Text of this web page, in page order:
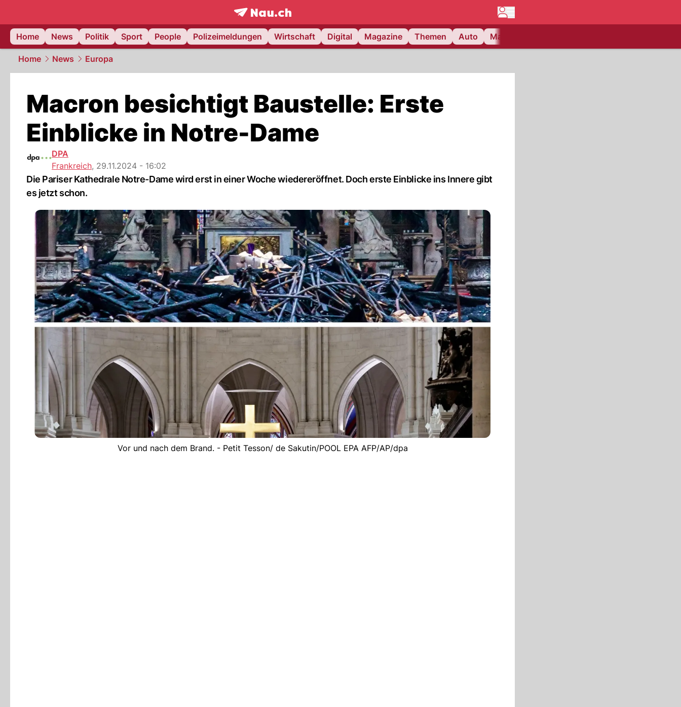
frontpage.NAU.ch
Home
News Politik Sport People Polizeimeldungen Wirtschaft Digital Magazine Themen Auto Matchcenter
Home News Europa
Macron besichtigt Baustelle: Erste
Einblicke in Notre-Dame
DPA
Frankreich, 29.11.2024 - 16:02
Die Pariser Kathedrale Notre-Dame wird erst in einer Woche wiedereröffnet. Doch erste Einblicke ins Innere gibt
es jetzt schon.
Vor und nach dem Brand. - Petit Tesson/ de Sakutin/POOL EPA AFP/AP/dpa